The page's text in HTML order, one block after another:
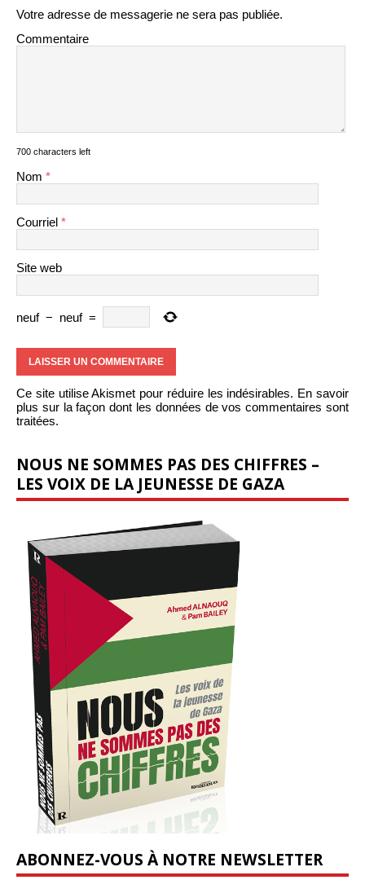
Votre adresse de messagerie ne sera pas publiée.
Commentaire
700 characters left
Nom *
Courriel *
Site web
neuf − neuf =
Ce site utilise Akismet pour réduire les indésirables. En savoir
plus sur la façon dont les données de vos commentaires sont
traitées.
NOUS NE SOMMES PAS DES CHIFFRES –
LES VOIX DE LA JEUNESSE DE GAZA
ABONNEZ-VOUS À NOTRE NEWSLETTER